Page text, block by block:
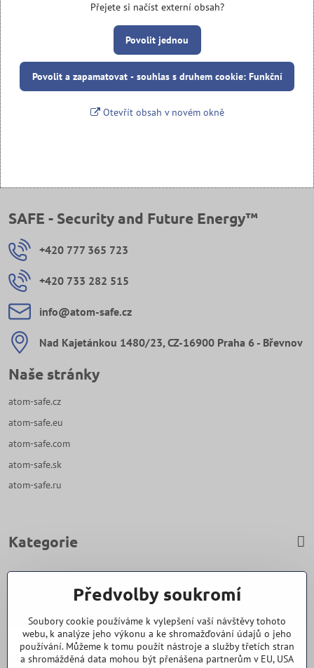
Přejete si načíst externí obsah?
Povolit jednou
Povolit a zapamatovat - souhlas s druhem cookie: Funkční
Otevřít obsah v novém okně
SAFE - Security and Future Energy™
+420 777 365 723
+420 733 282 515
info​@atom-safe​.cz
Nad Kajetánkou 1480/23, CZ-16900 Praha 6 - Břevnov
Naše stránky
atom-safe.cz
atom-safe.eu
atom-safe.com
atom-safe.sk
atom-safe.ru
Kategorie
Zavoláme Vám zpět
Váš telefon
Předvolby soukromí
Soubory cookie používáme k vylepšení vaší návštěvy tohoto
webu, k analýze jeho výkonu a ke shromažďování údajů o jeho
používání. Můžeme k tomu použít nástroje a služby třetích stran
a shromážděná data mohou být přenášena partnerům v EU, USA